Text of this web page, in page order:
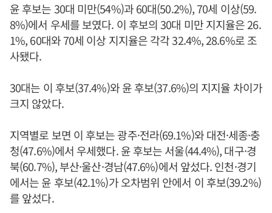
윤 후보는 30대 미만(54%)과 60대(50.2%), 70세 이상(59.
8%)에서 우세를 보였다. 이 후보의 30대 미만 지지율은 26.
1%, 60대와 70세 이상 지지율은 각각 32.4%, 28.6%로 조
사됐다.
30대는 이 후보(37.4%)와 윤 후보(37.6%)의 지지율 차이가
크지 않았다.
지역별로 보면 이 후보는 광주·전라(69.1%)와 대전·세종·충
청(47.6%)에서 우세했다. 윤 후보는 서울(44.4%), 대구·경
북(60.7%), 부산·울산·경남(47.6%)에서 앞섰다. 인천·경기
에서는 윤 후보(42.1%)가 오차범위 안에서 이 후보(39.2%)
를 앞섰다.